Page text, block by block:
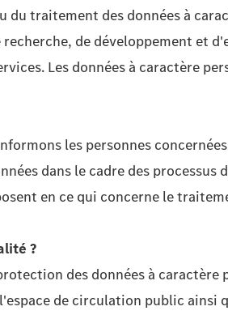
traitement des données à
de développement et
Les données à caractère
les personnes
dans le cadre des
en ce qui concerne le
?
des données à
de circulation public